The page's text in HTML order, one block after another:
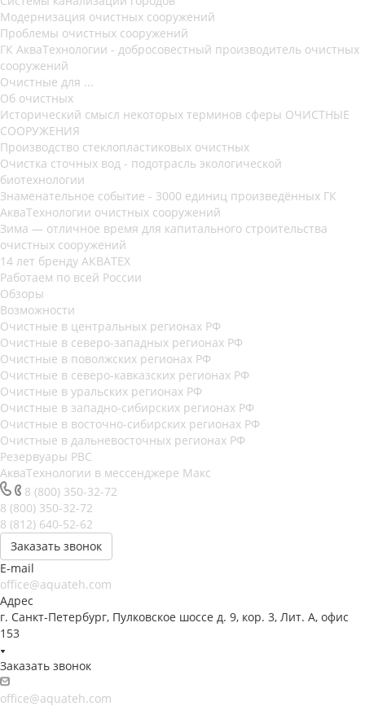
Модернизация очистных сооружений
Проблемы очистных сооружений
ГК АкваТехнологии - добросовестный производитель очистных
сооружений
Очистные для ...
Об очистных
Исторический смысл некоторых терминов сферы ОЧИСТНЫЕ
СООРУЖЕНИЯ
Производство стеклопластиковых очистных
Очистка сточных вод - подотрасль экологической
биотехнологии
Знаменательное событие - 3000 единиц произведённых ГК
АкваТехнологии очистных сооружений
Зима — отличное время для капитального строительства
очистных сооружений
14 лет бренду АКВАТЕХ
Работаем по всей России
Обзоры
Возможности
Очистные в центральных регионах РФ
Очистные в северо-западных регионах РФ
Очистные в поволжских регионах РФ
Очистные в северо-кавказских регионах РФ
Очистные в уральских регионах РФ
Очистные в западно-сибирских регионах РФ
Очистные в восточно-сибирских регионах РФ
Очистные в дальневосточных регионах РФ
Резервуары РВС
АкваТехнологии в мессенджере Макс
8 (800) 350-32-72
8 (800) 350-32-72
8 (812) 640-52-62
Заказать звонок
E-mail
office@aquateh.com
Адрес
г. Санкт-Петербург, Пулковское шоссе д. 9, кор. 3, Лит. А, офис
153
Заказать звонок
office@aquateh.com